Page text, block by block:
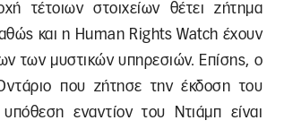
τέτοιων στοιχείων θέτει ζήτημα
και η Human Rights Watch έχουν
των μυστικών υπηρεσιών. Επίσης, ο
που ζήτησε την έκδοση του
εναντίον του Ντιάμπ είναι